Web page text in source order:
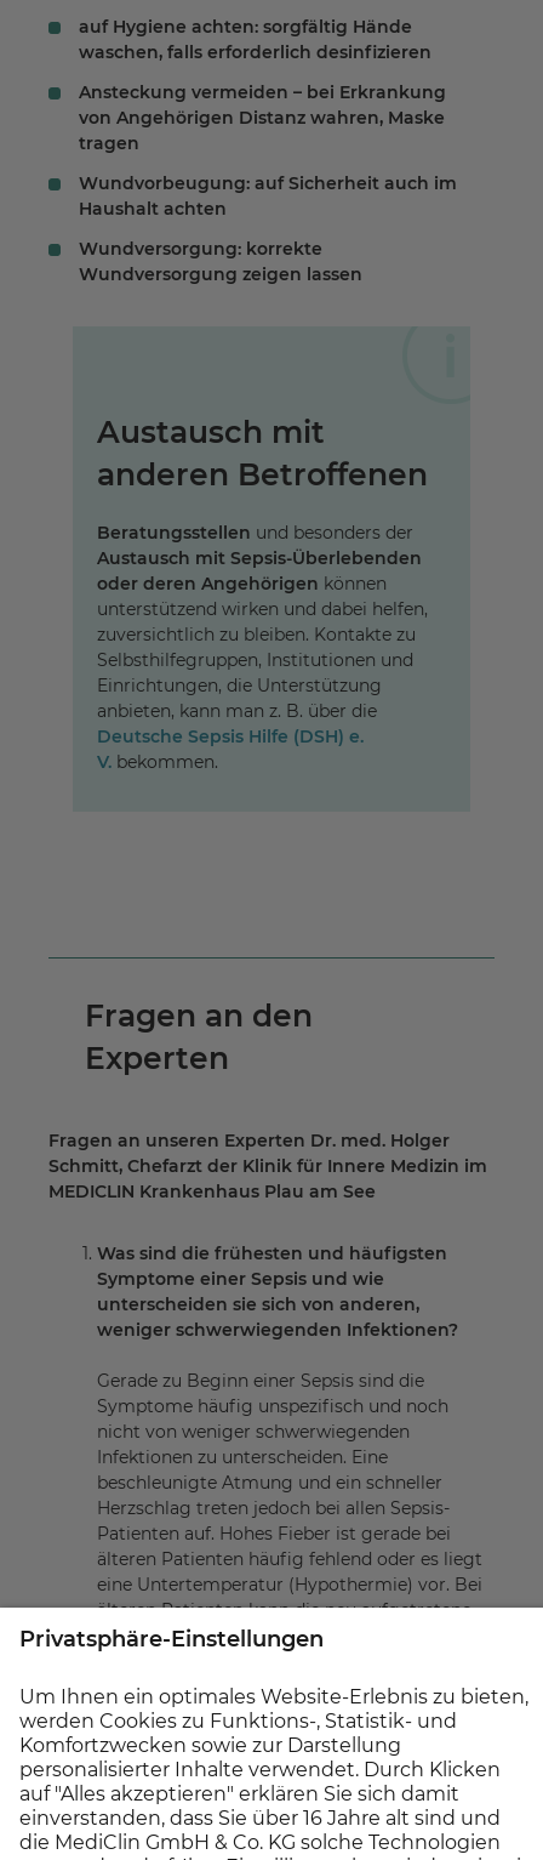
auf Hygiene achten: sorgfältig Hände
waschen, falls erforderlich desinfizieren
Ansteckung vermeiden – bei Erkrankung
von Angehörigen Distanz wahren, Maske
tragen
Wundvorbeugung: auf Sicherheit auch im
Haushalt achten
Wundversorgung: korrekte
Wundversorgung zeigen lassen
Austausch mit
anderen Betroffenen
Beratungsstellen und besonders der
Austausch mit Sepsis-Überlebenden
oder deren Angehörigen können
unterstützend wirken und dabei helfen,
zuversichtlich zu bleiben. Kontakte zu
Selbsthilfegruppen, Institutionen und
Einrichtungen, die Unterstützung
anbieten, kann man z. B. über die
Deutsche Sepsis Hilfe (DSH) e.
V. bekommen.
Fragen an den
Experten
Fragen an unseren Experten Dr. med. Holger
Schmitt, Chefarzt der Klinik für Innere Medizin im
MEDICLIN Krankenhaus Plau am See
Was sind die frühesten und häufigsten
Symptome einer Sepsis und wie
unterscheiden sie sich von anderen,
weniger schwerwiegenden Infektionen?
Gerade zu Beginn einer Sepsis sind die
Symptome häufig unspezifisch und noch
nicht von weniger schwerwiegenden
Infektionen zu unterscheiden. Eine
beschleunigte Atmung und ein schneller
Herzschlag treten jedoch bei allen Sepsis-
Patienten auf. Hohes Fieber ist gerade bei
älteren Patienten häufig fehlend oder es liegt
eine Untertemperatur (Hypothermie) vor. Bei
älteren Patienten kann die neu aufgetretene
Verwirrtheit als erstes offensichtliches
schwerwiegenden Infektionen unterscheidet
sich die Sepsis durch einen erniedrigten
Blutdruck (< 100 mmHg), eine erhöhte
Atemfrequenz (> 22/min), deutliche
Bewusstseinsstörung bzw. Verwirrtheit sowie
eine kühle, blasse Haut, gerade an peripheren
Körperteilen mit Blaufärbung (Zyanose) und